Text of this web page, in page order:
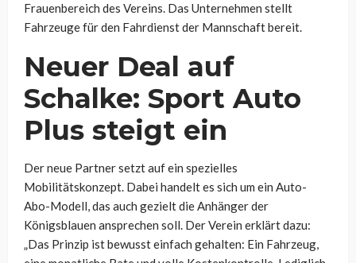
Frauenbereich des Vereins. Das Unternehmen stellt
Fahrzeuge für den Fahrdienst der Mannschaft bereit.
Neuer Deal auf
Schalke: Sport Auto
Plus steigt ein
Der neue Partner setzt auf ein spezielles
Mobilitätskonzept. Dabei handelt es sich um ein Auto-
Abo-Modell, das auch gezielt die Anhänger der
Königsblauen ansprechen soll. Der Verein erklärt dazu:
„Das Prinzip ist bewusst einfach gehalten: Ein Fahrzeug,